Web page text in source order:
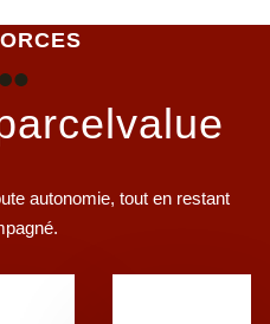
autonomie, tout en restant